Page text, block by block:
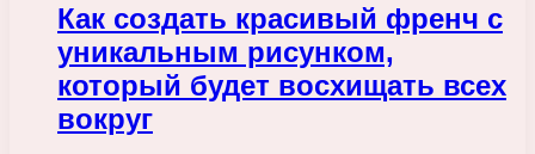
Как создать красивый френч с
уникальным рисунком,
который будет восхищать всех
вокруг